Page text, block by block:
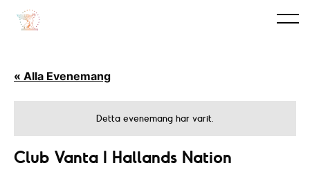
« Alla Evenemang
Detta evenemang har varit.
Club Vanta I Hallands Nation